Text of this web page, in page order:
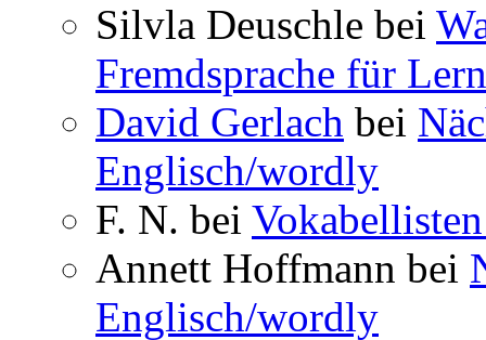
Silvla Deuschle bei
Fremdsprache für
David Gerlach bei
Englisch/wordly
F. N. bei
Annett Hoffmann bei
Englisch/wordly